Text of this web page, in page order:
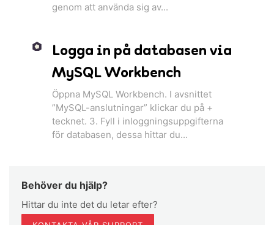
genom att använda sig av...
Logga in på databasen via
MySQL Workbench
Öppna MySQL Workbench. I avsnittet
”MySQL-anslutningar” klickar du på +
tecknet. 3. Fyll i inloggningsuppgifterna
för databasen, dessa hittar du...
Behöver du hjälp?
Hittar du inte det du letar efter?